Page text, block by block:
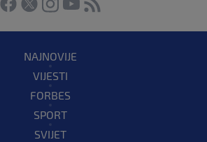
NAJNOVIJE
VIJESTI
FORBES
SPORT
SVIJET